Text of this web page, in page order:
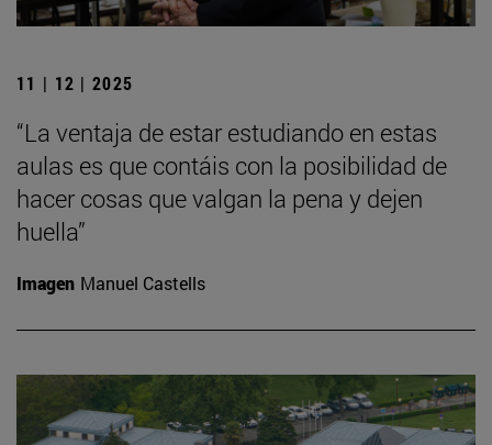
11 | 12 | 2025
“La ventaja de estar estudiando en estas
aulas es que contáis con la posibilidad de
hacer cosas que valgan la pena y dejen
huella”
Imagen Manuel Castells